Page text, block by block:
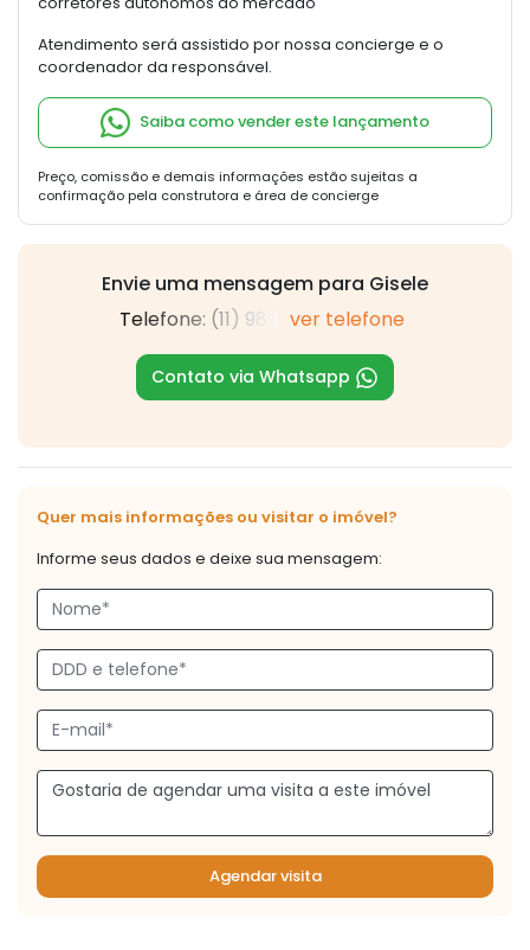
Atendimento será assistido por nossa concierge e o
coordenador da responsável.
Saiba como vender este lançamento
Preço, comissão e demais informações estão sujeitas a
confirmação pela construtora e área de concierge
Envie uma mensagem para Gisele
Telefone: (11) 989
ver telefone
Contato via Whatsapp
Quer mais informações ou visitar o imóvel?
Informe seus dados e deixe sua mensagem:
Agendar visita